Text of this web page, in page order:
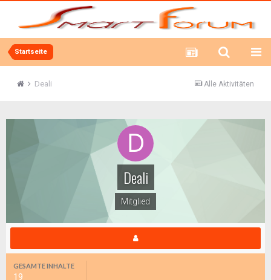
Startseite
Alle Aktivitäten
Deali
Deali
Mitglied
GESAMTE INHALTE
19